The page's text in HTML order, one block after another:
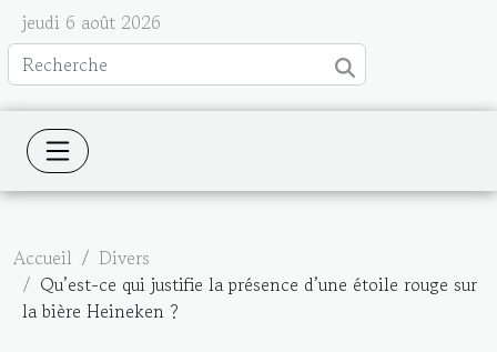
jeudi 6 août 2026
Accueil
Divers
Qu’est-ce qui justifie la présence d’une étoile rouge sur
la bière Heineken ?